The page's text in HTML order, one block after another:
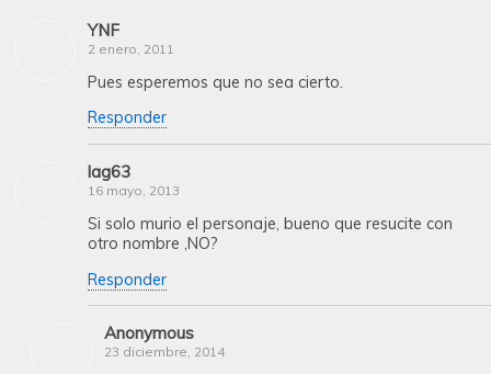
YNF
2 enero, 2011
Pues esperemos que no sea cierto.
Responder
lag63
16 mayo, 2013
Si solo murio el personaje, bueno que resucite con
otro nombre ,NO?
Responder
Anonymous
23 diciembre, 2014